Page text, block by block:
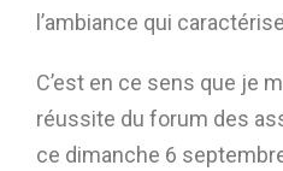
l’ambiance qui
C’est en ce sens que je
réussite du forum des
ce dimanche 6